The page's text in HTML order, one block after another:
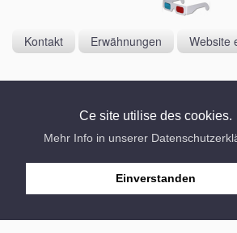
Ce site utilise des cookies.
Mehr Info in unserer
Einverstanden
Kontakt Erwähnungen Website